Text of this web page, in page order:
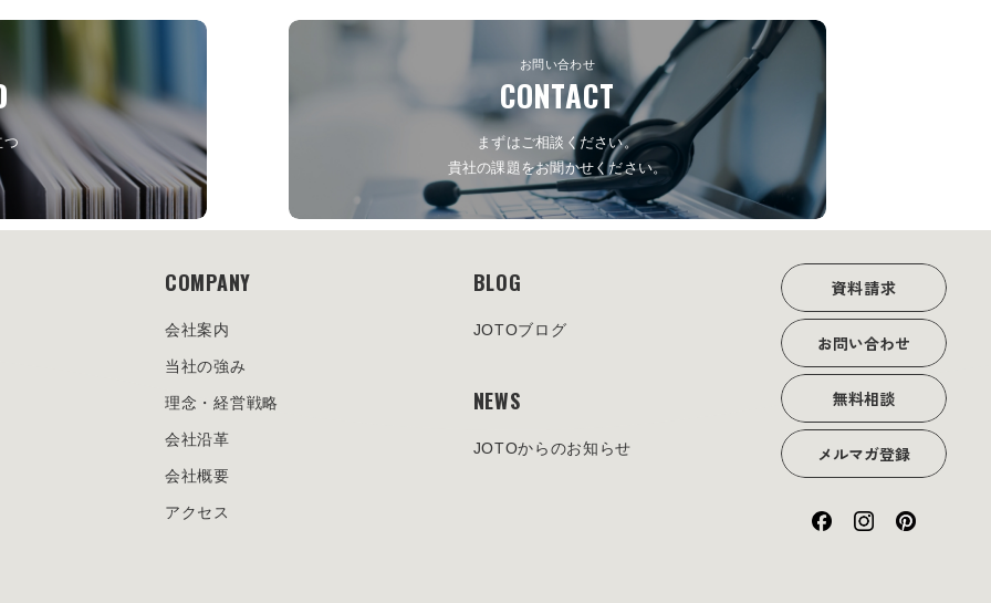
つ
お問い合わせ
CONTACT
まずはご相談ください。
貴社の課題をお聞かせください。
COMPANY
会社案内
当社の強み
理念・経営戦略
会社沿革
会社概要
アクセス
BLOG
JOTOブログ
NEWS
JOTOからのお知らせ
資料請求
お問い合わせ
無料相談
メルマガ登録